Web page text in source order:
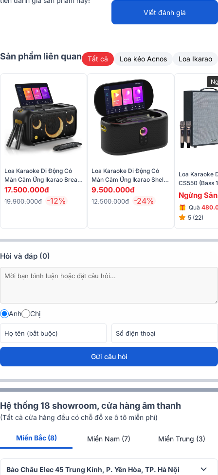
Kích thước nhỏ gọn và trọng lượng chỉ 6.5kg, giúp người dùng dễ
dàng di chuyển và sử dụng tại mọi địa điểm.
Đánh giá chất lượng của Loa karaoke di động có
Âm thanh mạnh mẽ, chi tiết
Loa karaoke di động có màn cảm ứng Ikarao Break X2 được trang
bị hệ thống loa gồm 2 loa bass 4 inch và 2 loa treble 1.2 inch, mang
đến chất lượng âm thanh mạnh mẽ, chi tiết với công suất RMS 25W
x 2 và công suất Peak lên tới 600W.
Viết đánh giá
Sản phẩm liên quan Tất cả Loa kéo Acnos Loa Ikarao
Loa Karaoke Di Động Có
Màn Cảm Ứng Ikarao Break
X1
17.500.000đ
19.900.000đ -12%
Loa Karaoke Di Động Có
Màn Cảm Ứng Ikarao Shell
S1
9.500.000đ
12.500.000đ -24%
Loa Karaoke
CS550 (Bass
300W, Kèm
7h)
Ngừng
Quà
5 (22)
Hỏi và đáp (0)
Anh Chị
Gửi câu hỏi
Hệ thống 18 showroom, cửa hàng âm thanh
(Tất cả cửa hàng đều có chỗ đỗ xe ô tô miễn phí)
Miền Bắc (8) Miền Nam (7) Miền Trung (3)
Bảo Châu Elec 45 Trung Kính, P. Yên Hòa, TP. Hà Nội